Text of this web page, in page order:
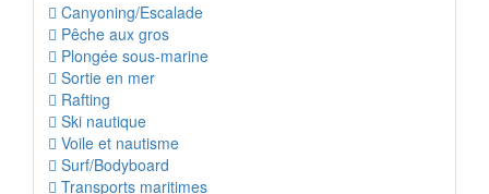
Canyoning/Escalade
Pêche aux gros
Plongée sous-marine
Sortie en mer
Rafting
Ski nautique
Voile et nautisme
Surf/Bodyboard
Transports maritimes